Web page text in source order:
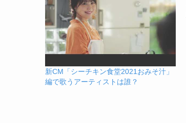
新CM「シーチキン食堂2021おみそ汁」
編で歌うアーティストは誰？